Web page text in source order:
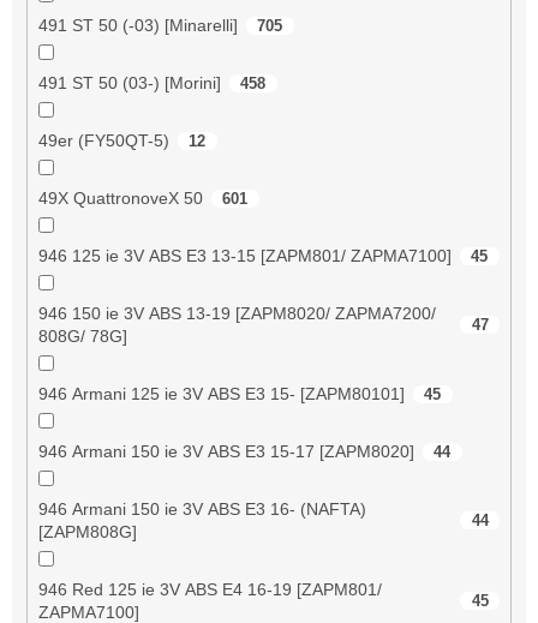
491 ST 50 (-03) [Minarelli] 705
491 ST 50 (03-) [Morini] 458
49er (FY50QT-5) 12
49X QuattronoveX 50 601
946 125 ie 3V ABS E3 13-15 [ZAPM801/ ZAPMA7100] 45
946 150 ie 3V ABS 13-19 [ZAPM8020/ ZAPMA7200/
808G/ 78G]
47
946 Armani 125 ie 3V ABS E3 15- [ZAPM80101] 45
946 Armani 150 ie 3V ABS E3 15-17 [ZAPM8020] 44
946 Armani 150 ie 3V ABS E3 16- (NAFTA)
[ZAPM808G]
44
946 Red 125 ie 3V ABS E4 16-19 [ZAPM801/
ZAPMA7100]
45